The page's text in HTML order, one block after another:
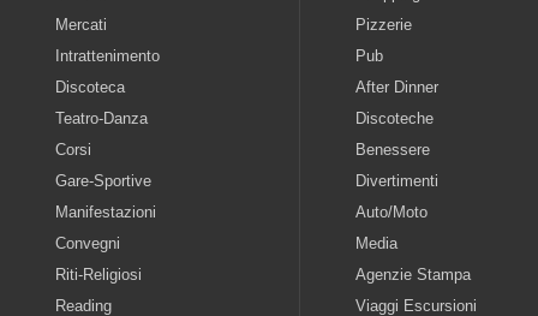
Mercati
Intrattenimento
Discoteca
Teatro-Danza
Corsi
Gare-Sportive
Manifestazioni
Convegni
Riti-Religiosi
Reading
Pizzerie
Pub
After Dinner
Discoteche
Benessere
Divertimenti
Auto/Moto
Media
Agenzie Stampa
Viaggi Escursioni